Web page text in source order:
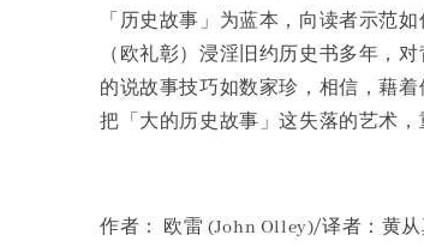
「历史故事」为蓝本，向读者示范
（欧礼彰）浸淫旧约历史书多年，
的说故事技巧如数家珍，相信，藉
把「大的历史故事」这失落的艺术，
作者： 欧雷 (John Olley)/译者：黄